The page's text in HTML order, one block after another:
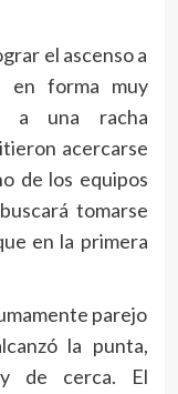
el ascenso a
en forma muy
a una racha
acercarse
de los equipos
tomarse
en la primera
parejo
la punta,
de cerca. El